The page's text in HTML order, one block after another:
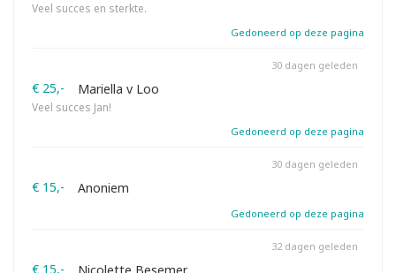
Veel succes en sterkte.
Gedoneerd op deze pagina
€ 25,- Mariella v Loo
Veel succes Jan!
30 dagen geleden
Gedoneerd op deze pagina
€ 15,- Anoniem
30 dagen geleden
Gedoneerd op deze pagina
€ 15,-
32 dagen geleden